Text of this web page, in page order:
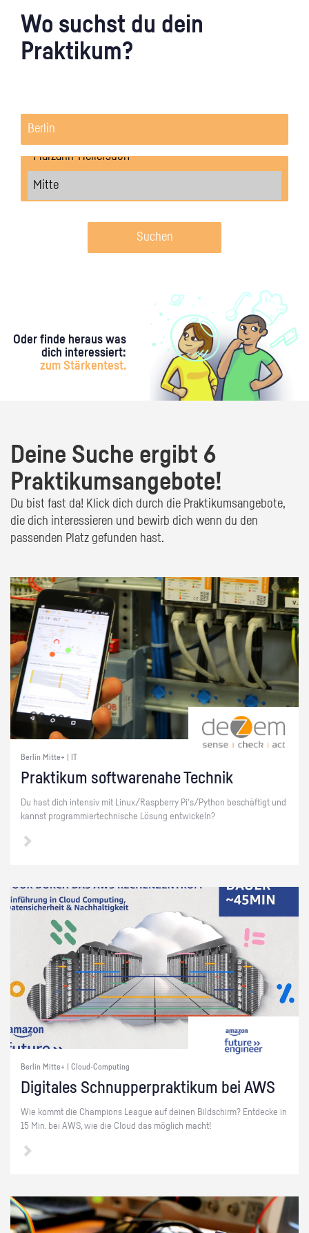
Wo suchst du dein
Praktikum?
Suchen
Oder finde heraus was
dich interessiert:
zum Stärkentest.
Deine Suche ergibt 6
Praktikumsangebote!
Du bist fast da! Klick dich durch die Praktikumsangebote,
die dich interessieren und bewirb dich wenn du den
passenden Platz gefunden hast.
Berlin Mitte+ | IT
Prak­ti­kum soft­ware­na­he Tech­nik
Du hast dich in­ten­siv mit Linux/Raspber­ry Pi's/Py­thon be­schäf­tigt und
kannst pro­gram­mier­tech­ni­sche Lö­sung ent­wi­ckeln?
Berlin Mitte+ | Cloud-Computing
Di­gi­ta­les Schnup­per­prak­ti­kum bei AWS
Wie kommt die Cham­pi­ons Le­ague auf dei­nen Bild­schirm? Ent­de­cke in
15 Min. bei AWS, wie die Cloud das mög­lich macht!